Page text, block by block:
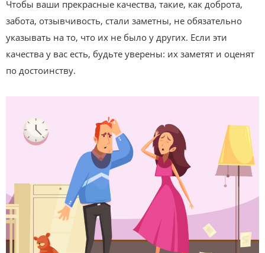
Чтобы ваши прекрасные качества, такие, как доброта,
забота, отзывчивость, стали заметны, не обязательно
указывать на то, что их не было у других. Если эти
качества у вас есть, будьте уверены: их заметят и оценят
по достоинству.